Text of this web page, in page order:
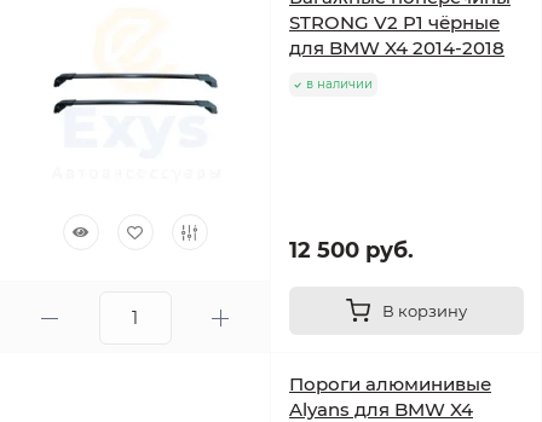
STRONG V2 P1 чёрные
для BMW X4 2014-2018
в наличии
12 500 руб.
В корзину
Пороги алюминивые
Alyans для BMW X4